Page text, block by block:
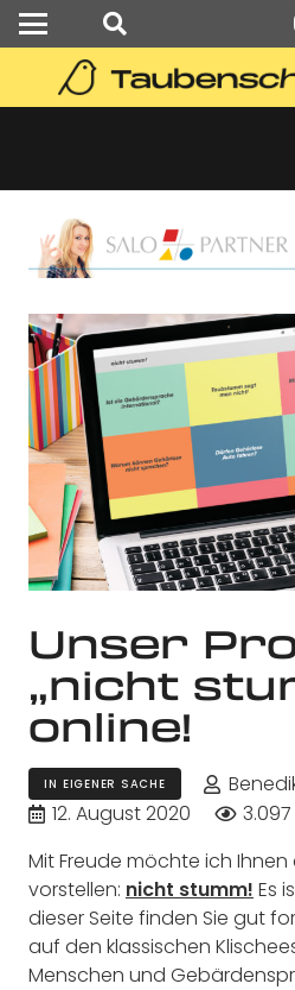
Unser
„nicht
online!
IN EIGENER SACHE
12. August 2020
3.097
Mit Freude möchte ich Ihnen
vorstellen: nicht stumm! Es
dieser Seite finden Sie gut
auf den klassischen
Menschen und